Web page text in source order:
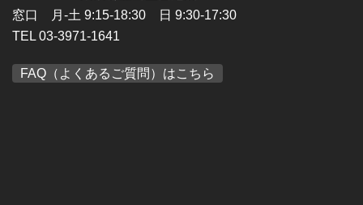
窓口 月-土 9:15-18:30 日 9:30-17:30
TEL 03-3971-1641
FAQ（よくあるご質問）はこちら